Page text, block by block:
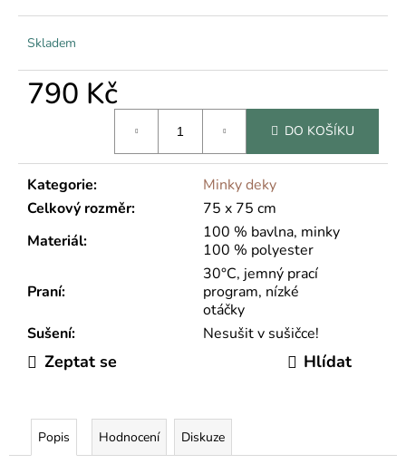
Skladem
790 Kč
DO KOŠÍKU
Kategorie:
Minky deky
Celkový rozměr:
75 x 75 cm
Materiál:
100 % bavlna, minky
100 % polyester
Praní:
30°C, jemný prací
program, nízké
otáčky
Sušení: Nesušit v sušičce!
Zeptat se Hlídat
Popis Hodnocení Diskuze
č
u
e
m